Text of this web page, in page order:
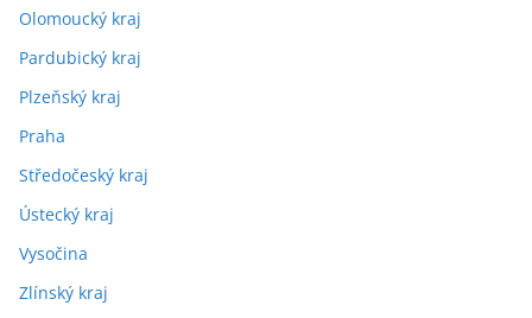
Olomoucký kraj
Pardubický kraj
Plzeňský kraj
Praha
Středočeský kraj
Ústecký kraj
Vysočina
Zlínský kraj